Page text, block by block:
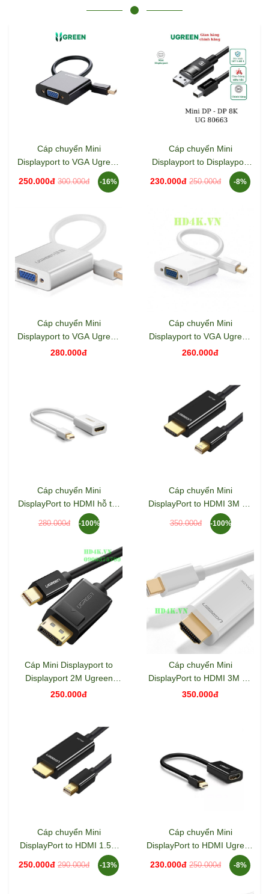
Cáp chuyển Mini
Displayport to VGA Ugreen
250.000đ 300.000đ -16%
Cáp chuyển Mini
Displayport to Displayport
dài 1.5M hỗ trợ 8K Ugreen
230.000đ 250.000đ -8%
Cáp chuyển Mini
Displayport to VGA Ugreen
10403
280.000đ
Cáp chuyển Mini
Displayport to VGA Ugreen
10438
260.000đ
Cáp chuyển Mini
DisplayPort to HDMI hỗ trợ
4K màu trắng Ugreen
40361
280.000đ -100%
Cáp chuyển Mini
DisplayPort to HDMI 3M 4K
Ugreen 10455
350.000đ -100%
Cáp Mini Displayport to
Displayport 2M Ugreen
10433
250.000đ
Cáp chuyển Mini
DisplayPort to HDMI 3M 4K
Ugreen 10453
350.000đ
Cáp chuyển Mini
DisplayPort to HDMI 1.5M
4K Ugreen 20848
250.000đ 290.000đ -13%
Cáp chuyển Mini
DisplayPort to HDMI Ugreen
40360 hỗ trợ 4K
230.000đ 250.000đ -8%